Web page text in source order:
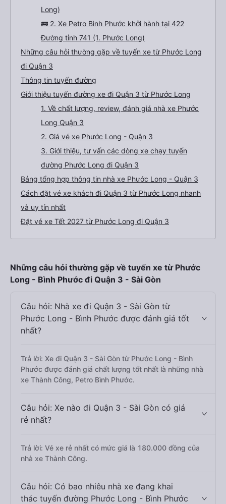
Long)
🚌 2. Xe Petro Bình Phước khởi hành tại 422
Đường tỉnh 741 (1. Phước Long)
Những câu hỏi thường gặp về tuyến xe từ Phước Long
đi Quận 3
Thông tin tuyến đường
Giới thiệu tuyến đường xe đi Quận 3 từ Phước Long
1. Về chất lượng, review, đánh giá nhà xe Phước
Long Quận 3
2. Giá vé xe Phước Long - Quận 3
3. Giới thiệu, tư vấn các dòng xe chạy tuyến
đường Phước Long đi Quận 3
Bảng tổng hợp thông tin nhà xe Phước Long - Quận 3
Cách đặt vé xe khách đi Quận 3 từ Phước Long nhanh
và uy tín nhất
Đặt vé xe Tết 2027 từ Phước Long đi Quận 3
Những câu hỏi thường gặp về tuyến xe từ Phước
Long - Bình Phước đi Quận 3 - Sài Gòn
Câu hỏi: Nhà xe đi Quận 3 - Sài Gòn từ
Phước Long - Bình Phước được đánh giá tốt
nhất?
Trả lời: Xe đi Quận 3 - Sài Gòn từ Phước Long - Bình
Phước được đánh giá chất lượng tốt nhất là những nhà
xe Thành Công, Petro Bình Phước.
Câu hỏi: Xe nào đi Quận 3 - Sài Gòn có giá
rẻ nhất?
Trả lời: Vé xe rẻ nhất có mức giá là 180.000 đồng của
nhà xe Thành Công.
Câu hỏi: Có bao nhiêu nhà xe đang khai
thác tuyến đường Phước Long - Bình Phước